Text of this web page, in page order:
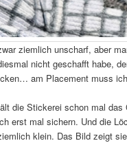
ziemlich unscharf, aber
nicht geschafft habe,
am Placement muss
die Stickerei schon mal das
erst mal sichern. Und die
klein. Das Bild zeigt